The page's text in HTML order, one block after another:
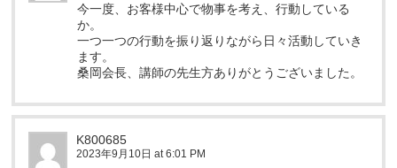
今一度、お客様中心で物事を考え、行動している
か。
一つ一つの行動を振り返りながら日々活動していき
ます。
桑岡会長、講師の先生方ありがとうございました。
K800685
2023年9月10日 at 6:01 PM